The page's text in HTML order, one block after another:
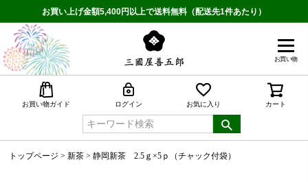
お買い上げ金額5,400円以上で送料無料（配送先1件あたり）
お買い物
お買い物ガイド ログイン お気に入り カート
トップページ 新茶 静岡新茶 2.5ｇ×5ｐ（チャック付袋）